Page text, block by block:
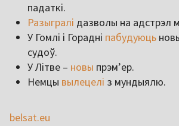
падаткі.
Разыгралі дазволы на адстрэл
У Гомлі і Горадні пабудуюць
судоў.
У Літве – новы прэм’ер.
Немцы вылецелі з мундыялю.
belsat.eu